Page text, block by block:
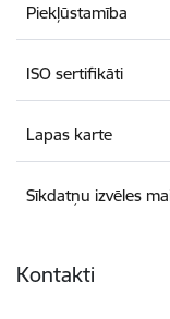
Piekļūstamība
ISO sertifikāti
Lapas karte
Sīkdatņu izvēles
Kontakti